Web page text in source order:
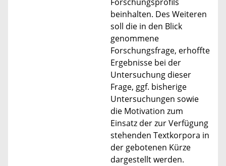
Forschungsprofils
beinhalten. Des Weiteren
soll die in den Blick
genommene
Forschungsfrage, erhoffte
Ergebnisse bei der
Untersuchung dieser
Frage, ggf. bisherige
Untersuchungen sowie
die Motivation zum
Einsatz der zur Verfügung
stehenden Textkorpora in
der gebotenen Kürze
dargestellt werden.